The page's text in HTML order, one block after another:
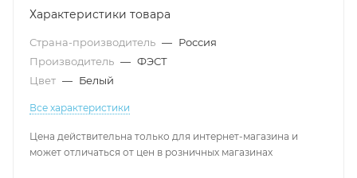
Характеристики товара
Страна-производитель — Россия
Производитель — ФЭСТ
Цвет — Белый
Все характеристики
Цена действительна только для интернет-магазина и
может отличаться от цен в розничных магазинах